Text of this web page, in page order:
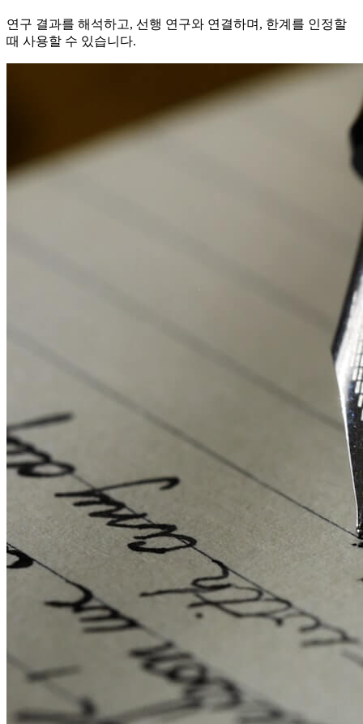
연구 결과를 해석하고, 선행 연구와 연결하며, 한계를 인정할
때 사용할 수 있습니다.